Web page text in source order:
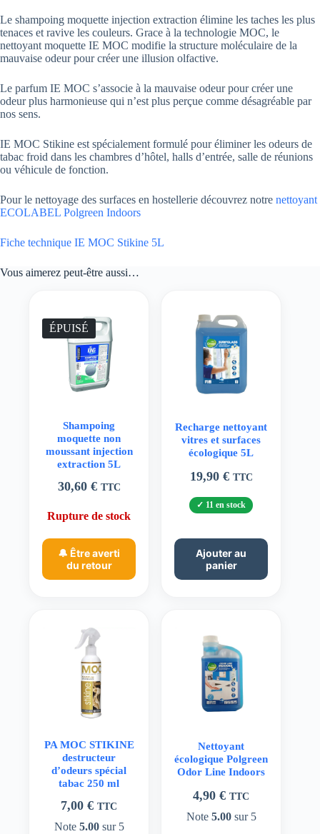
Le shampoing moquette injection extraction élimine les taches les plus
tenaces et ravive les couleurs. Grace à la technologie MOC, le
nettoyant moquette IE MOC modifie la structure moléculaire de la
mauvaise odeur pour créer une illusion olfactive.
Le parfum IE MOC s’associe à la mauvaise odeur pour créer une
odeur plus harmonieuse qui n’est plus perçue comme désagréable par
nos sens.
IE MOC Stikine est spécialement formulé pour éliminer les odeurs de
tabac froid dans les chambres d’hôtel, halls d’entrée, salle de réunions
ou véhicule de fonction.
Pour le nettoyage des surfaces en hostellerie découvrez notre nettoyant
ECOLABEL Polgreen Indoors
Fiche technique IE MOC Stikine 5L
Vous aimerez peut-être aussi…
ÉPUISÉ
Shampoing
moquette non
moussant injection
extraction 5L
30,60 € TTC
Rupture de stock
🔔 Être averti
du retour
Recharge nettoyant
vitres et surfaces
écologique 5L
19,90 € TTC
11 en stock
Ajouter au
panier
PA MOC STIKINE
destructeur
d’odeurs spécial
tabac 250 ml
7,00€ TTC
Note 5.00sur 5
Nettoyant
écologique Polgreen
Odor Line Indoors
4,90€ TTC
Note 5.00sur 5